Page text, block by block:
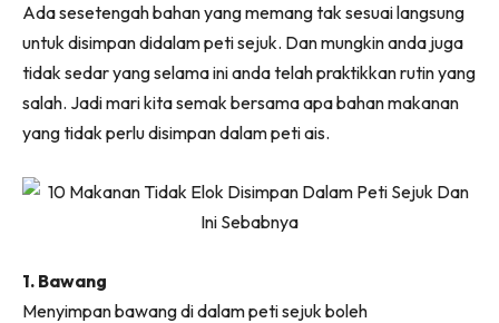
Casa Impiana
Impiana Makeover
Kafe
Video
Ada sesetengah bahan yang memang tak sesuai langsung
untuk disimpan didalam peti sejuk. Dan mungkin anda juga
tidak sedar yang selama ini anda telah praktikkan rutin yang
salah. Jadi mari kita semak bersama apa bahan makanan
yang tidak perlu disimpan dalam peti ais.
1. Bawang
Menyimpan bawang di dalam peti sejuk boleh